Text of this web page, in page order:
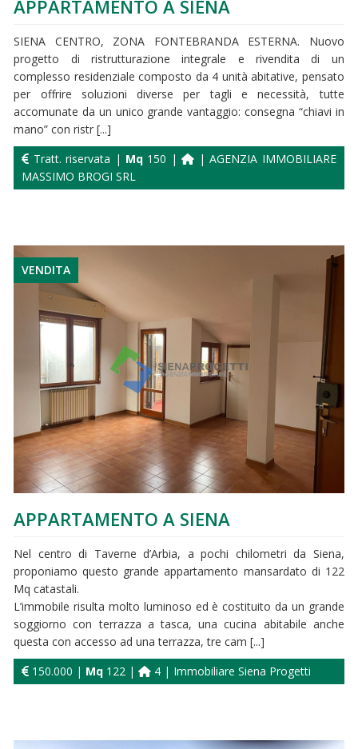
APPARTAMENTO A SIENA
SIENA CENTRO, ZONA FONTEBRANDA ESTERNA. Nuovo
progetto di ristrutturazione integrale e rivendita di un
complesso residenziale composto da 4 unità abitative, pensato
per offrire soluzioni diverse per tagli e necessità, tutte
accomunate da un unico grande vantaggio: consegna “chiavi in
mano” con ristr [...]
Tratt. riservata | Mq 150 |
| AGENZIA IMMOBILIARE
MASSIMO BROGI SRL
VENDITA
APPARTAMENTO A SIENA
Nel centro di Taverne d’Arbia, a pochi chilometri da Siena,
proponiamo questo grande appartamento mansardato di 122
Mq catastali.
L’immobile risulta molto luminoso ed è costituito da un grande
soggiorno con terrazza a tasca, una cucina abitabile anche
questa con accesso ad una terrazza, tre cam [...]
150.000 | Mq 122 | 4 | Immobiliare Siena Progetti